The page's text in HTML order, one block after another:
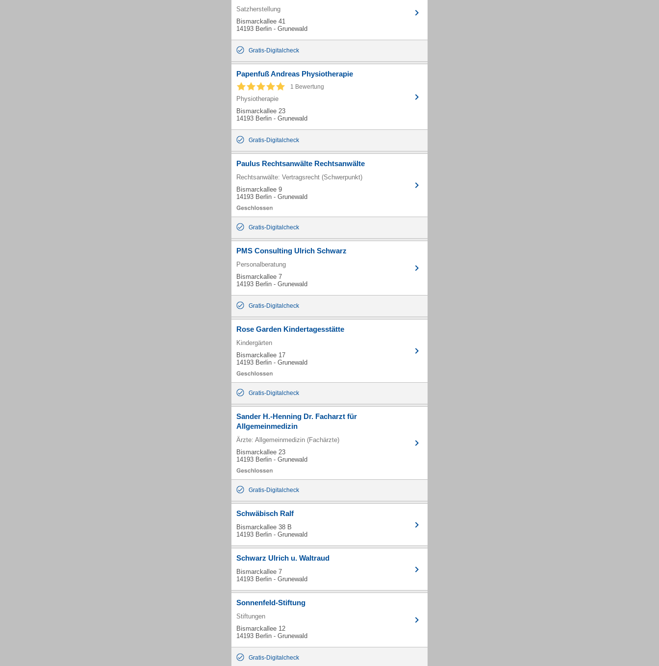
Satzherstellung
Bismarckallee 41
14193 Berlin - Grunewald
Gratis-Digitalcheck
Papenfuß Andreas Physiotherapie
1 Bewertung
Physiotherapie
Bismarckallee 23
14193 Berlin - Grunewald
Gratis-Digitalcheck
Paulus Rechtsanwälte Rechtsanwälte
Rechtsanwälte: Vertragsrecht (Schwerpunkt)
Bismarckallee 9
14193 Berlin - Grunewald
Gratis-Digitalcheck
PMS Consulting Ulrich Schwarz
Personalberatung
Bismarckallee 7
14193 Berlin - Grunewald
Gratis-Digitalcheck
Rose Garden Kindertagesstätte
Kindergärten
Bismarckallee 17
14193 Berlin - Grunewald
Gratis-Digitalcheck
Sander H.-Henning Dr. Facharzt für
Allgemeinmedizin
Ärzte: Allgemeinmedizin (Fachärzte)
Bismarckallee 23
14193 Berlin - Grunewald
Gratis-Digitalcheck
Schwäbisch Ralf
Bismarckallee 38 B
14193 Berlin - Grunewald
Schwarz Ulrich u. Waltraud
Bismarckallee 7
14193 Berlin - Grunewald
Sonnenfeld-Stiftung
Stiftungen
Bismarckallee 12
14193 Berlin - Grunewald
Gratis-Digitalcheck